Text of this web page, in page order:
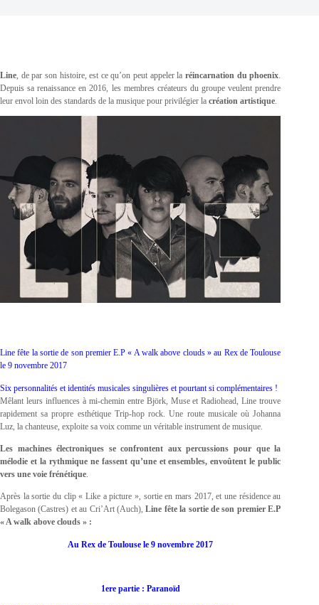
Line, de par son histoire, est ce qu’on peut appeler la réincarnation du phoenix.
Depuis sa renaissance en 2016, les membres créateurs du groupe veulent prendre
leur envol loin des standards de la musique pour privilégier la création artistique.
Line fête la sortie de son premier E.P « A walk above clouds » au Rex de Toulouse
le 9 novembre 2017
Six personnalités et identités musicales singulières et pourtant si complémentaires !
Mêlant leurs influences à mi-chemin entre Björk, Muse et Radiohead, Line trouve
rapidement sa propre esthétique Trip-hop rock. Une route musicale où Johanna
Luz, la chanteuse, exploite sa voix comme un véritable instrument de musique.
Les machines électroniques se confrontent aux percussions pour que la
mélodie et la rythmique ne fassent qu’une et ensembles, envoûtent le public
vers une voie frénétique.
Après la sortie du clip « Like a picture », sortie en mars 2017, et une résidence au
Bolegason (Castres) et au Cri’Art (Auch),Line fête la sortie de son premier E.P
« A walk above clouds » :
Au Rex de Toulouse le 9 novembre 2017
1ere partie : Paranoïd